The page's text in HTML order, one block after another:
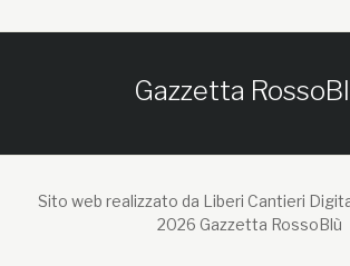
Gazzetta
Sito web realizzato da Liberi Cantieri
2026 Gazzetta RossoBlù